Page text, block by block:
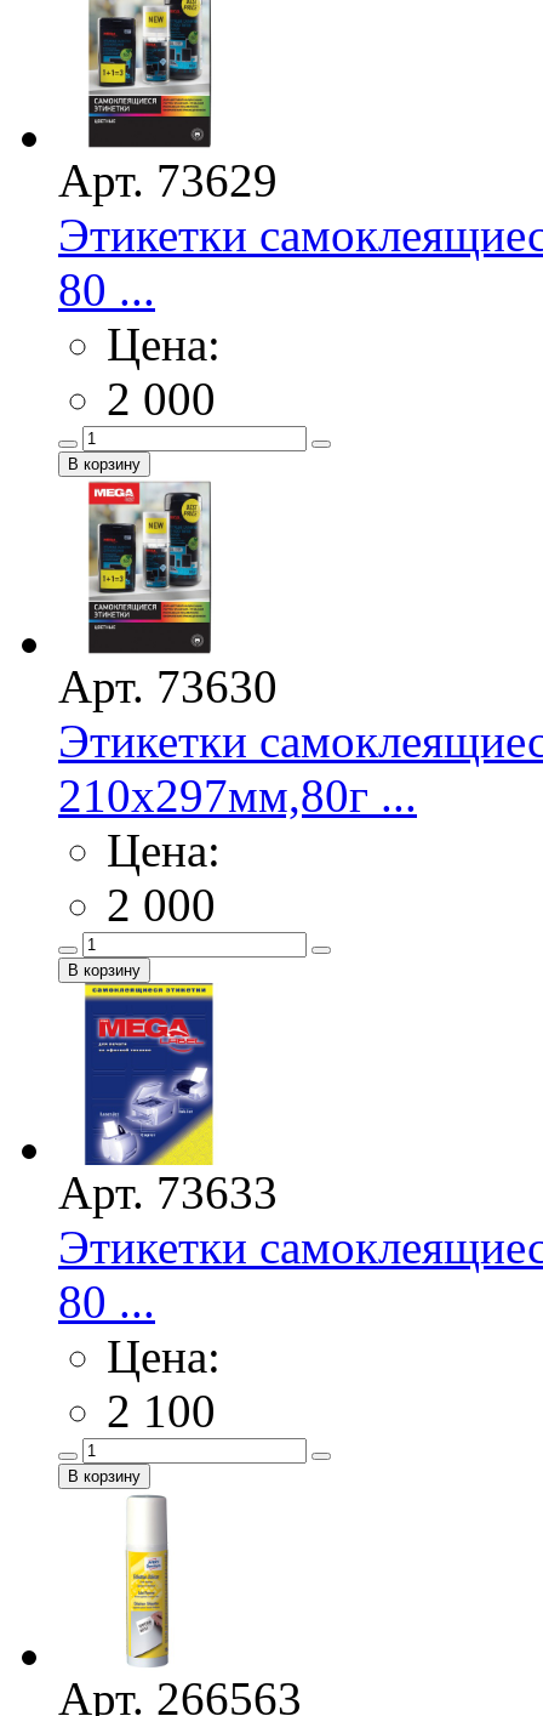
Арт. 73629
Этикетки
80 ...
Цена:
2 000
Арт. 73630
Этикетки
210х297мм,80г ...
Цена:
2 000
Арт. 73633
Этикетки
80 ...
Цена:
2 100
Арт. 266563